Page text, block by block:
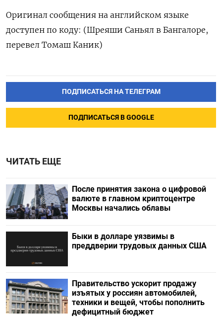
Оригинал сообщения на английском языке
доступен по коду: (Шреяши Саньял в Бангалоре,
перевел Томаш Каник)
ПОДПИСАТЬСЯ НА ТЕЛЕГРАМ
ПОДПИСАТЬСЯ В GOOGLE
ЧИТАТЬ ЕЩЕ
После принятия закона о цифровой
валюте в главном криптоцентре
Москвы начались облавы
Быки в долларе уязвимы в
преддверии трудовых данных США
Правительство ускорит продажу
изъятых у россиян автомобилей,
техники и вещей, чтобы пополнить
дефицитный бюджет